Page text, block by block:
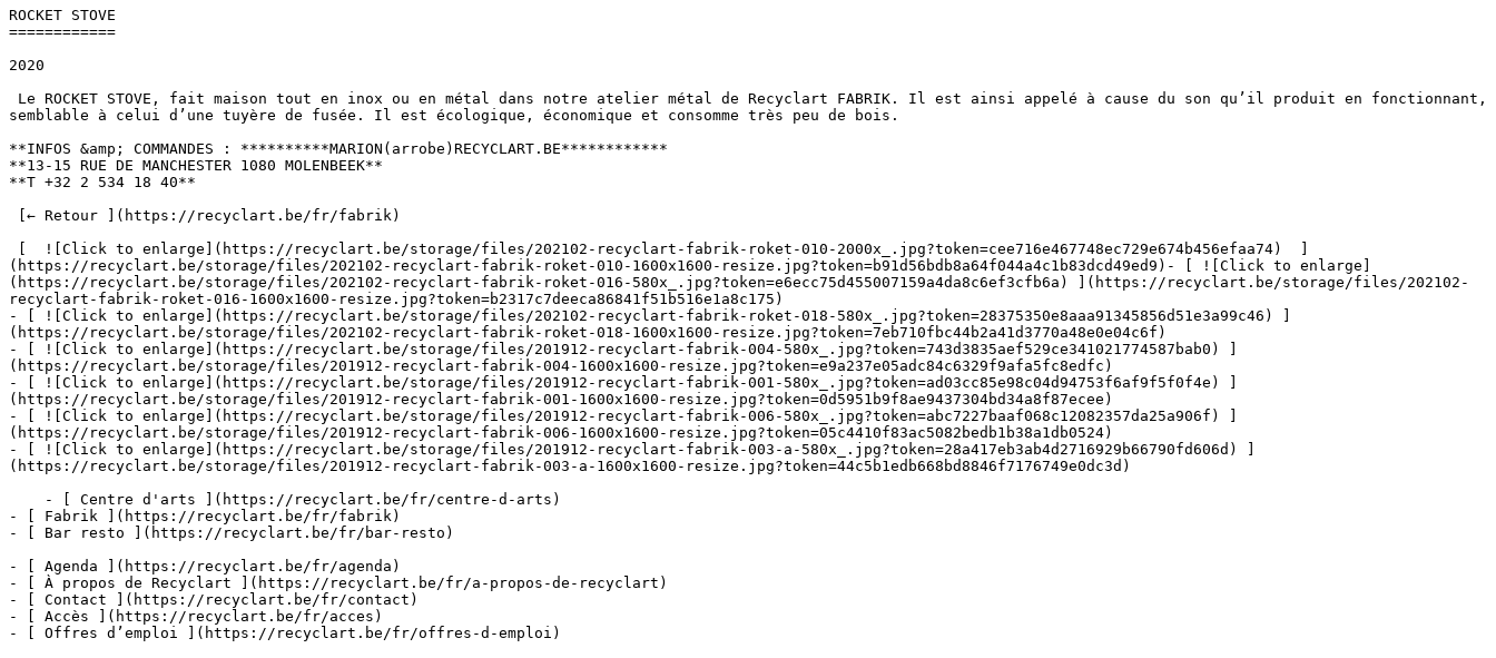
ROCKET STOVE
============
2020
semblable à celui d’une tuyère de fusée. Il est écologique, économique et consomme très peu de bois.
**INFOS &amp; COMMANDES : **********MARION(arrobe)RECYCLART.BE************
**13-15 RUE DE MANCHESTER 1080 MOLENBEEK**
**T +32 2 534 18 40**
(https://recyclart.be/storage/files/202102-recyclart-fabrik-roket-010-1600x1600-resize.jpg?token=b91d56bdb8a64f044a4c1b83dcd49ed9)- [ ![Click to enlarge]
(https://recyclart.be/storage/files/202102-recyclart-fabrik-roket-016-580x_.jpg?token=e6ecc75d455007159a4da8c6ef3cfb6a) ](https://recyclart.be/storage/files/202102-
recyclart-fabrik-roket-016-1600x1600-resize.jpg?token=b2317c7deeca86841f51b516e1a8c175)
- [ ![Click to enlarge](https://recyclart.be/storage/files/202102-recyclart-fabrik-roket-018-580x_.jpg?token=28375350e8aaa91345856d51e3a99c46) ]
(https://recyclart.be/storage/files/202102-recyclart-fabrik-roket-018-1600x1600-resize.jpg?token=7eb710fbc44b2a41d3770a48e0e04c6f)
- [ ![Click to enlarge](https://recyclart.be/storage/files/201912-recyclart-fabrik-004-580x_.jpg?token=743d3835aef529ce341021774587bab0) ]
(https://recyclart.be/storage/files/201912-recyclart-fabrik-004-1600x1600-resize.jpg?token=e9a237e05adc84c6329f9afa5fc8edfc)
- [ ![Click to enlarge](https://recyclart.be/storage/files/201912-recyclart-fabrik-001-580x_.jpg?token=ad03cc85e98c04d94753f6af9f5f0f4e) ]
(https://recyclart.be/storage/files/201912-recyclart-fabrik-001-1600x1600-resize.jpg?token=0d5951b9f8ae9437304bd34a8f87ecee)
- [ ![Click to enlarge](https://recyclart.be/storage/files/201912-recyclart-fabrik-006-580x_.jpg?token=abc7227baaf068c12082357da25a906f) ]
(https://recyclart.be/storage/files/201912-recyclart-fabrik-006-1600x1600-resize.jpg?token=05c4410f83ac5082bedb1b38a1db0524)
- [ ![Click to enlarge](https://recyclart.be/storage/files/201912-recyclart-fabrik-003-a-580x_.jpg?token=28a417eb3ab4d2716929b66790fd606d) ]
(https://recyclart.be/storage/files/201912-recyclart-fabrik-003-a-1600x1600-resize.jpg?token=44c5b1edb668bd8846f7176749e0dc3d)
- [ Fabrik ](https://recyclart.be/fr/fabrik)
- [ Bar resto ](https://recyclart.be/fr/bar-resto)
- [ Agenda ](https://recyclart.be/fr/agenda)
- [ À propos de Recyclart ](https://recyclart.be/fr/a-propos-de-recyclart)
- [ Contact ](https://recyclart.be/fr/contact)
- [ Accès ](https://recyclart.be/fr/acces)
- [ Offres d’emploi ](https://recyclart.be/fr/offres-d-emploi)